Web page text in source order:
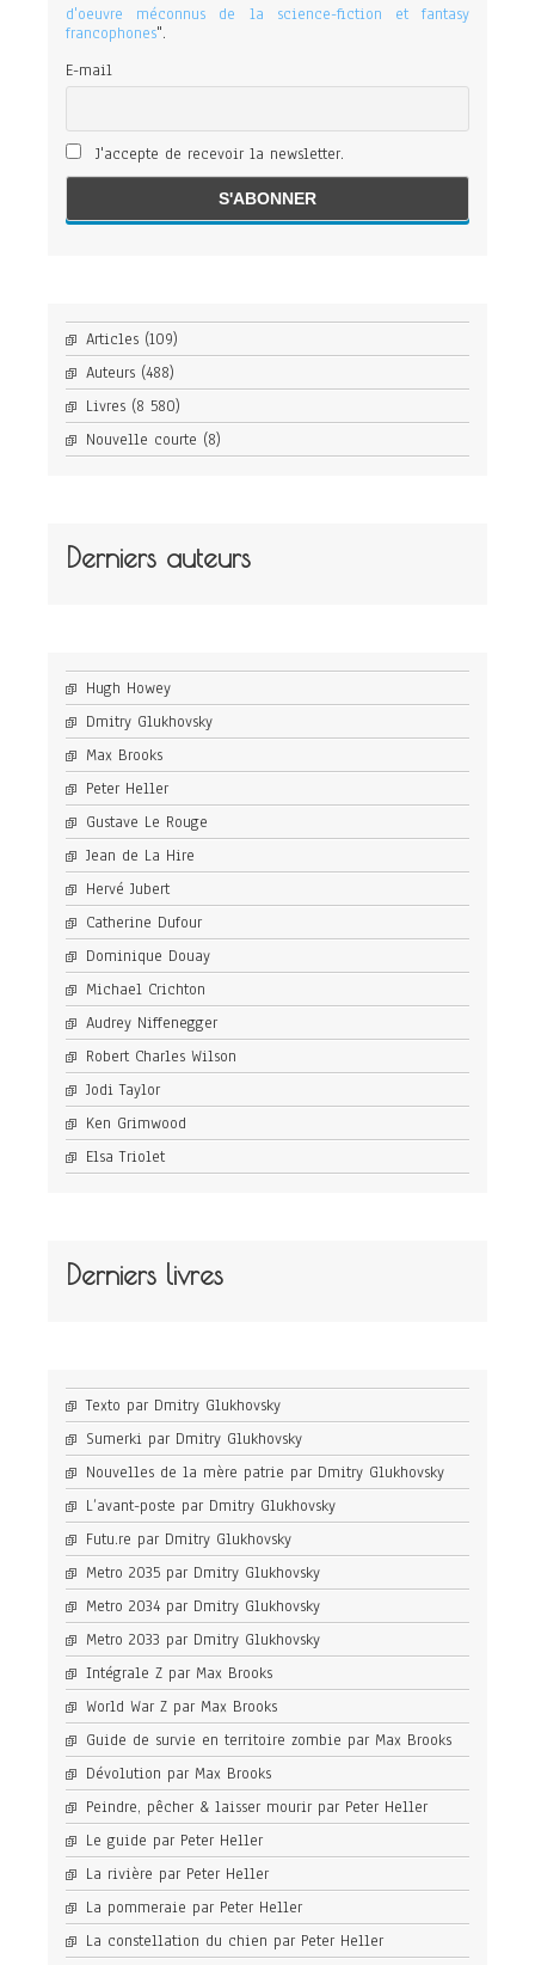
d'oeuvre méconnus de la science-fiction et fantasy
francophones".
E-mail
J'accepte de recevoir la newsletter.
Articles (109)
Auteurs (488)
Livres (8 580)
Nouvelle courte (8)
Derniers auteurs
Hugh Howey
Dmitry Glukhovsky
Max Brooks
Peter Heller
Gustave Le Rouge
Jean de La Hire
Hervé Jubert
Catherine Dufour
Dominique Douay
Michael Crichton
Audrey Niffenegger
Robert Charles Wilson
Jodi Taylor
Ken Grimwood
Elsa Triolet
Derniers livres
Texto par Dmitry Glukhovsky
Sumerki par Dmitry Glukhovsky
Nouvelles de la mère patrie par Dmitry Glukhovsky
L’avant-poste par Dmitry Glukhovsky
Futu.re par Dmitry Glukhovsky
Metro 2035 par Dmitry Glukhovsky
Metro 2034 par Dmitry Glukhovsky
Metro 2033 par Dmitry Glukhovsky
Intégrale Z par Max Brooks
World War Z par Max Brooks
Guide de survie en territoire zombie par Max Brooks
Dévolution par Max Brooks
Peindre, pêcher & laisser mourir par Peter Heller
Le guide par Peter Heller
La rivière par Peter Heller
La pommeraie par Peter Heller
La constellation du chien par Peter Heller